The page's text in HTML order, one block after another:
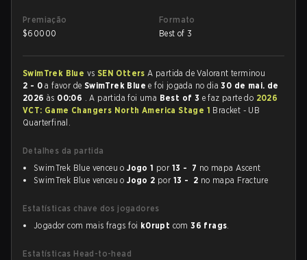
Premiação
$60000
Formato
Best of 3
SwimTrek Blue vs SEN OttersA partida de Valorant terminou
2 - 0 a favor de SwimTrek Bluee foi jogada no dia30 de mai. de
2026 às 00:06 . A partida foi uma Best of 3 e faz parte do 2026
VCT: Game Changers North America Stage 1 Bracket - UB
Quarterfinal.
Detalhes da partida
SwimTrek Blue venceu oJogo 1 por 13 - 7 no mapa Ascent
SwimTrek Blue venceu oJogo 2 por 13 - 2 no mapa Fracture
Estatísticas chave dos jogadores
Jogador com mais frags foi k0rupt com36 frags.
Estatísticas Head-to-head